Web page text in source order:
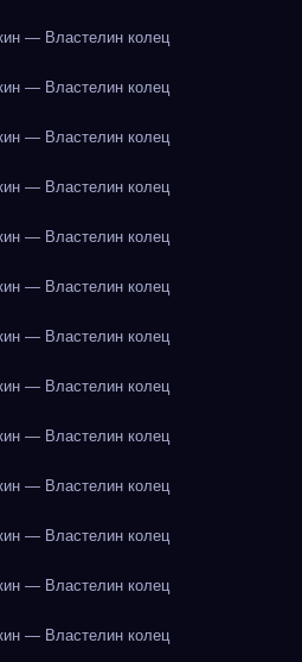
— Властелин колец
— Властелин колец
— Властелин колец
— Властелин колец
— Властелин колец
— Властелин колец
— Властелин колец
— Властелин колец
— Властелин колец
— Властелин колец
— Властелин колец
— Властелин колец
— Властелин колец